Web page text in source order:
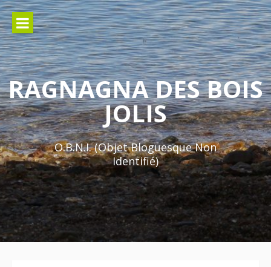
Aller
au
contenu
RAGNAGNA DES BOIS
JOLIS
O.B.N.I. (Objet Bloguesque Non
Identifié)